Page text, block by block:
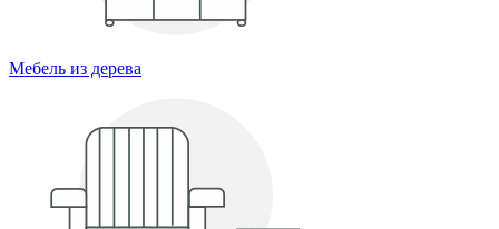
Мебель из дерева